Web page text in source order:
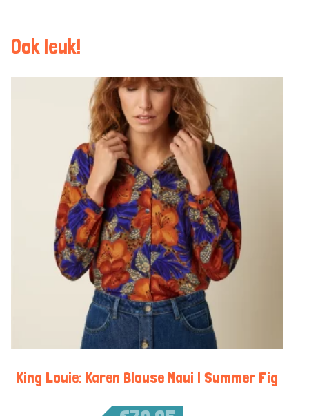
Ook leuk!
King Louie: Karen Blouse Maui | Summer Fig